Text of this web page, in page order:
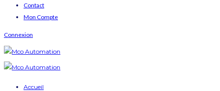
Contact
Mon Compte
Connexion
Accueil